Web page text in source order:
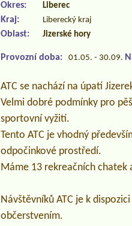
Okres: Liberec
Kraj: Liberecký kraj
Oblast: Jizerské hory
Provozní doba: 01.05. - 30.09.
ATC se nachází na úpatí
Velmi dobré podmínky pro
sportovní vyžití.
Tento ATC je vhodný
odpočinkové prostředí.
Máme 13 rekreačních chatek
Návštěvníků ATC je k
občerstvením.